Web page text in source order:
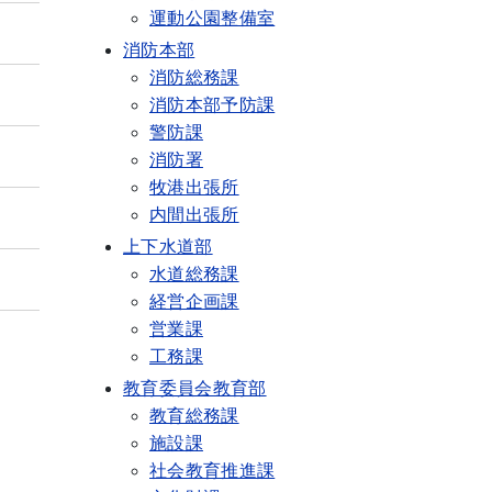
運動公園整備室
消防本部
消防総務課
消防本部予防課
警防課
消防署
牧港出張所
内間出張所
上下水道部
水道総務課
経営企画課
営業課
工務課
教育委員会教育部
教育総務課
施設課
社会教育推進課